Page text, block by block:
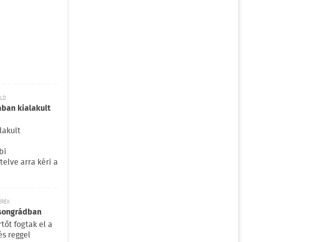
kialakult
arra kéri a
fogtak el a
reggel